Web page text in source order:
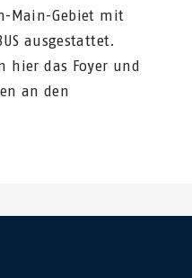
Main-Gebiet mit
ausgestattet.
hier das Foyer und
an den